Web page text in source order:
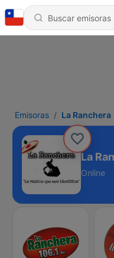
Emisoras La Ranchera
La
Online